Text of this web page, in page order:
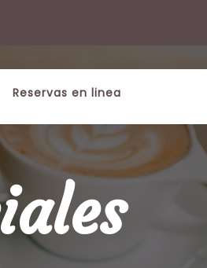
Reservas en linea